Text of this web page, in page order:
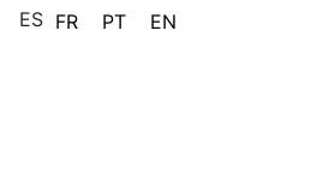
ES FR PT EN